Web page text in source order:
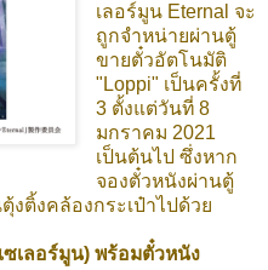
เลอร์มูน Eternal จะ
ถูกจำหน่ายผ่านตู้
ขายตั๋วอัตโนมัติ
"Loppi" เป็นครั้งที่
3 ตั้งแต่วันที่ 8
มกราคม 2021
เป็นต้นไป ซึ่งหาก
จองตั๋วหนังผ่านตู้
งติ้งคล้องกระเป๋าไปด้วย
ซเลอร์มูน) พร้อมตั๋วหนัง